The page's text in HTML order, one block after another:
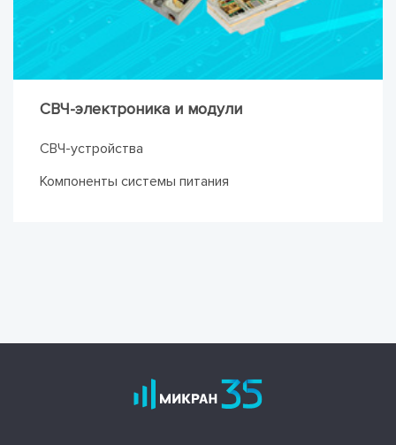
СВЧ-электроника и модули
СВЧ-устройства
Компоненты системы питания